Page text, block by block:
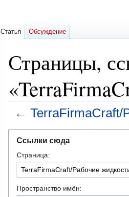
Страницы,
← TerraFirmaCraft/
навигации
поиску
Ссылки сюда
Страница:
Пространство имён:
Статья Обсуждение